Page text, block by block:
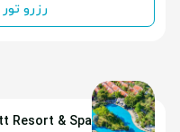
رزرو
Resort & Spa